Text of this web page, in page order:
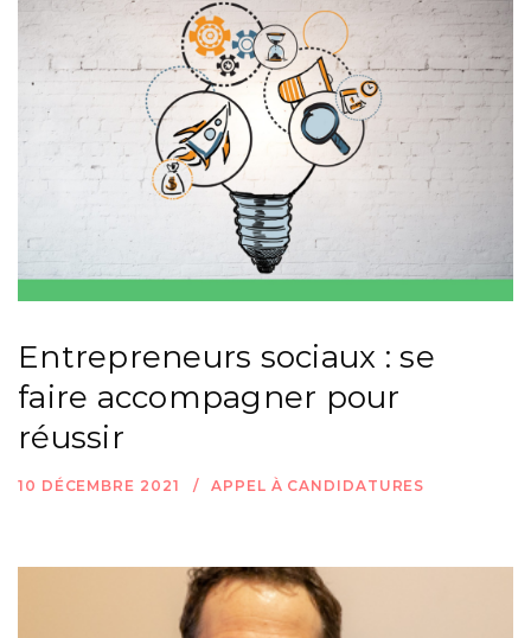
Entrepreneurs sociaux : se
faire accompagner pour
réussir
10 DÉCEMBRE 2021 APPEL À CANDIDATURES